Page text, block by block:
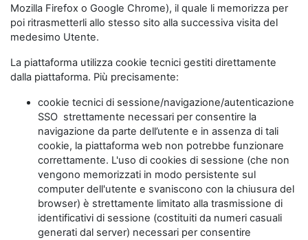
Mozilla Firefox o Google Chrome), il quale li memorizza per
poi ritrasmetterli allo stesso sito alla successiva visita del
medesimo Utente.
La piattaforma utilizza cookie tecnici gestiti direttamente
dalla piattaforma. Più precisamente:
cookie tecnici di sessione/navigazione/autenticazione
SSO strettamente necessari per consentire la
navigazione da parte dell’utente e in assenza di tali
cookie, la piattaforma web non potrebbe funzionare
correttamente. L'uso di cookies di sessione (che non
vengono memorizzati in modo persistente sul
computer dell'utente e svaniscono con la chiusura del
browser) è strettamente limitato alla trasmissione di
identificativi di sessione (costituiti da numeri casuali
generati dal server) necessari per consentire